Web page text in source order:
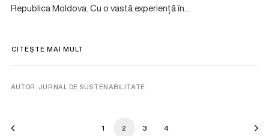
Republica Moldova. Cu o vastă experiență în…
CITEȘTE MAI MULT
AUTOR. JURNAL DE SUSTENABILITATE
1 2 3 4